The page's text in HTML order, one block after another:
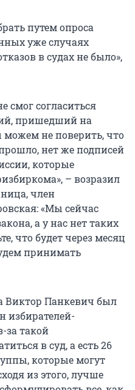
путем опроса
уже случаях
в судах не было»,
смог согласиться
пришедший на
можем не поверить, что
нет же подписей
которые
– возразил
член
«Мы сейчас
а у нас нет таких
что будет через месяц
принимать
Виктор Панкевич был
избирателей-
за такой
в суд, а есть 26
которые могут
из этого, лучше